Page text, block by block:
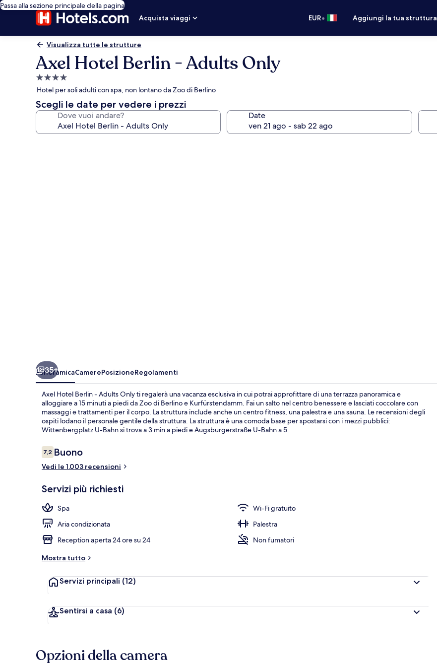
Passa alla sezione principale della pagina
Acquista viaggi
EUR• Aggiungi la tua struttura
Visualizza tutte le strutture
Axel Hotel Berlin - Adults Only
Struttura
a
4.0
stelle
Hotel per soli adulti con spa, non lontano da Zoo di Berlino
Scegli le date per vedere i prezzi
Dove vuoi andare? Date
35+
PanoramicaCamerePosizioneRegolamenti
Axel Hotel Berlin - Adults Only ti regalerà una vacanza esclusiva in cui potrai approfittare di una terrazza panoramica e
alloggiare a 15 minuti a piedi da Zoo di Berlino e Kurfürstendamm. Fai un salto nel centro benessere e lasciati coccolare con
massaggi e trattamenti per il corpo. La struttura include anche un centro fitness, una palestra e una sauna. Le recensioni degli
ospiti lodano il personale gentile della struttura. La struttura è una comoda base per spostarsi con i mezzi pubblici:
Wittenbergplatz U-Bahn si trova a 3 min a piedi e Augsburgerstraße U-Bahn a 5.
Recensioni
7,27,2 su 10
Buono
Vedi le 1.003 recensioni
Servizi più richiesti
Spa
Wi-Fi gratuito
Aria condizionata
Palestra
Reception aperta 24 ore su 24
Non fumatori
Mostra tutto
Servizi principali (12)
Sentirsi a casa (6)
Opzioni della camera